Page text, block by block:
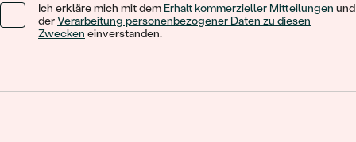
Ich erkläre mich mit dem Erhalt kommerzieller Mitteilungen und
derVerarbeitung personenbezogener Daten zu diesen
Zwecken einverstanden.